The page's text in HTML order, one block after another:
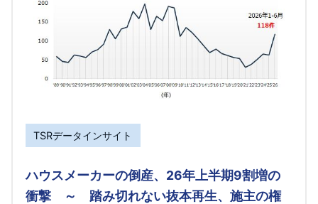
TSRデータインサイト
ハウスメーカーの倒産、26年上半期9割増の
衝撃 ～ 踏み切れない抜本再生、施主の権